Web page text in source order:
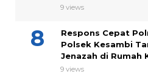
9 views
Respons Cepat
Polsek Kesambi
Jenazah di Rumah
9 views